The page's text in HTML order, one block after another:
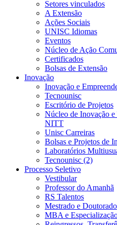
Setores vinculados
A Extensão
Ações Sociais
UNISC Idiomas
Eventos
Núcleo de Ação
Certificados
Bolsas de Extensão
Inovação
Inovação e
Tecnounisc
Escritório de Projetos
Núcleo de Inovação
NITT
Unisc Carreiras
Bolsas e Projetos de
Laboratórios
Tecnounisc (2)
Processo Seletivo
Vestibular
Professor do Amanhã
RS Talentos
Mestrado e Doutorado
MBA e